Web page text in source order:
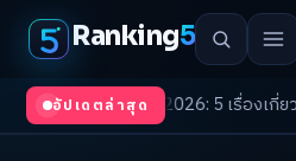
Ranking5
อัปเดตล่าสุด
2026: 5 เรื่องเกี่ยวกับการแพทย์